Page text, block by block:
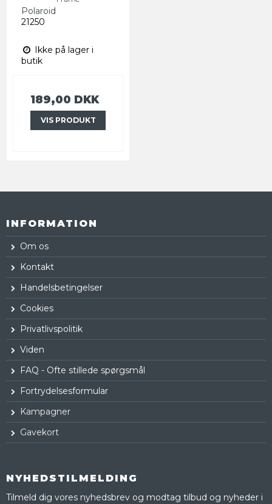
Polaroid
21250
Ikke på lager i
butik
189,00 DKK
VIS PRODUKT
INFORMATION
Om os
Kontakt
Handelsbetingelser
Cookies
Privatlivspolitik
Viden
FAQ - Ofte stillede spørgsmål
Fortrydelsesformular
Kampagner
Gavekort
NYHEDSTILMELDING
Tilmeld dig vores nyhedsbrev og modtag tilbud og nyheder i